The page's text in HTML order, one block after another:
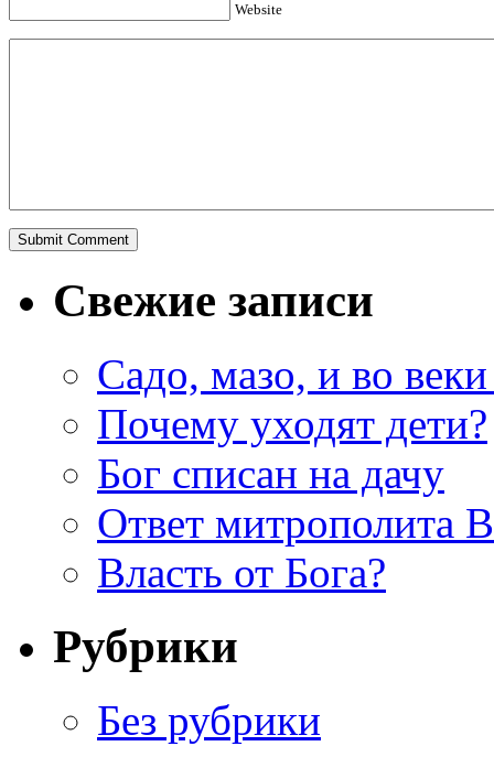
Website
Свежие записи
Садо, мазо, и во веки
Почему уходят дети?
Бог списан на дачу
Ответ митрополита
Власть от Бога?
Рубрики
Без рубрики